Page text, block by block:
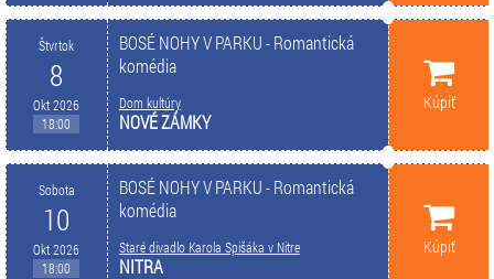
Štvrtok
8
Okt 2026
18:00
BOSÉ NOHY V PARKU - Romantická
komédia
Dom kultúry
NOVÉ ZÁMKY
Kúpiť
Sobota
10
Okt 2026
18:00
BOSÉ NOHY V PARKU - Romantická
komédia
Staré divadlo Karola Spišáka v Nitre
NITRA
Kúpiť